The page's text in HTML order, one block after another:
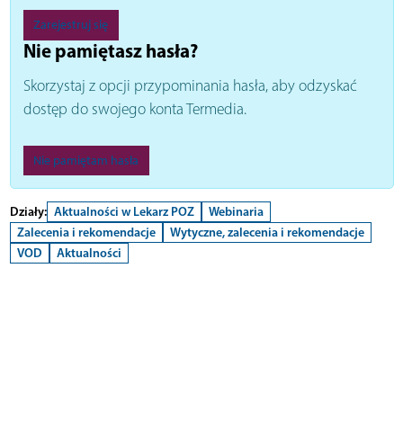
Zarejestruj się
Nie pamiętasz hasła?
Skorzystaj z opcji przypominania hasła, aby odzyskać
dostęp do swojego konta Termedia.
Nie pamiętam hasła
Działy: Aktualności w Lekarz POZ
Webinaria
Zalecenia i rekomendacje
Wytyczne, zalecenia i rekomendacje
VOD
Aktualności